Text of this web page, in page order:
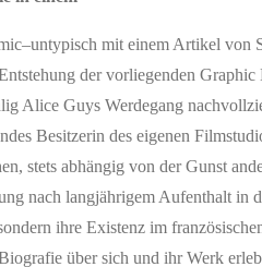
mit einem Artikel von
der vorliegenden
Alice Guys Werdegang
Besitzerin des eigenen
stets abhängig von der Gunst
nach langjährigem Aufenthalt in
ihre Existenz im
über sich und ihr Werk